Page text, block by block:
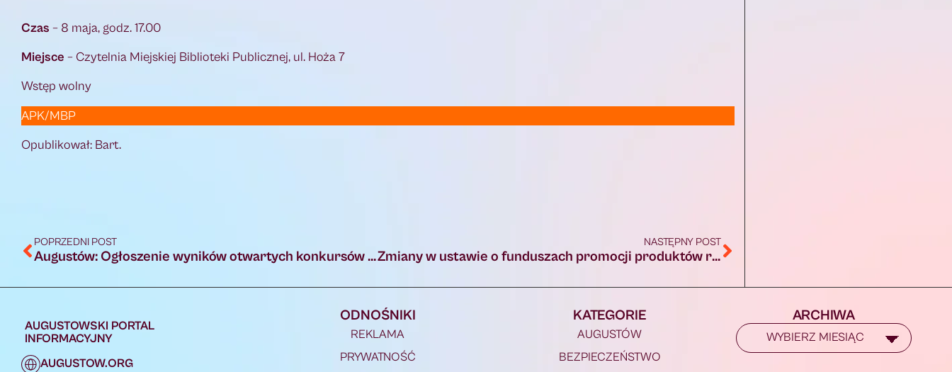
Czas – 8 maja, godz. 17.00
Miejsce – Czytelnia Miejskiej Biblioteki Publicznej, ul. Hoża 7
Wstęp wolny
APK/MBP
Opublikował: Bart.
POPRZEDNI POST
Augustów: Ogłoszenie wyników otwartych konkursów ofert z zakresu …
NASTĘPNY POST
Zmiany w ustawie o funduszach promocji produktów rolno-spożywczych
AUGUSTOWSKI PORTAL
INFORMACYJNY
AUGUSTOW.ORG
ODNOŚNIKI
REKLAMA
PRYWATNOŚĆ
KATEGORIE
AUGUSTÓW
BEZPIECZEŃSTWO
ARCHIWA